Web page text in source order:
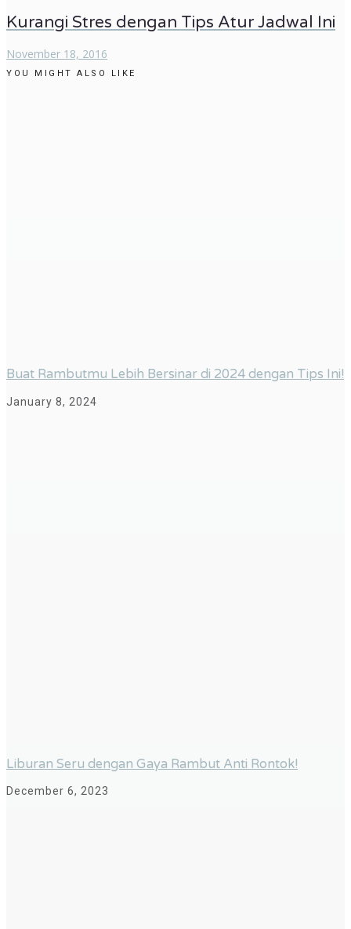
Kurangi Stres dengan Tips Atur Jadwal Ini
November 18, 2016
YOU MIGHT ALSO LIKE
Buat Rambutmu Lebih Bersinar di 2024 dengan Tips Ini!
January 8, 2024
Liburan Seru dengan Gaya Rambut Anti Rontok!
December 6, 2023